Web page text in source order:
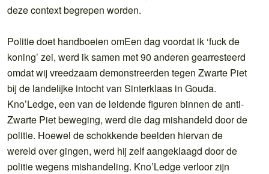
deze context begrepen worden.
Politie doet handboeien omEen dag voordat ik ‘fuck de
koning’ zei, werd ik samen met 90 anderen gearresteerd
omdat wij vreedzaam demonstreerden tegen Zwarte Piet
bij de landelijke intocht van Sinterklaas in Gouda.
Kno’Ledge, een van de leidende figuren binnen de anti-
Zwarte Piet beweging, werd die dag mishandeld door de
politie. Hoewel de schokkende beelden hiervan de
wereld over gingen, werd hij zelf aangeklaagd door de
politie wegens mishandeling. Kno’Ledge verloor zijn